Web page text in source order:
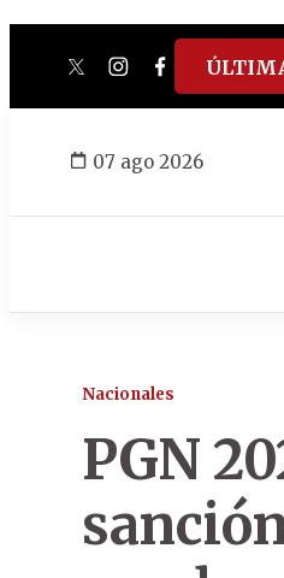
twitterinstagram
facebook
tiktok
07 ago 2026
Nacionales
PGN